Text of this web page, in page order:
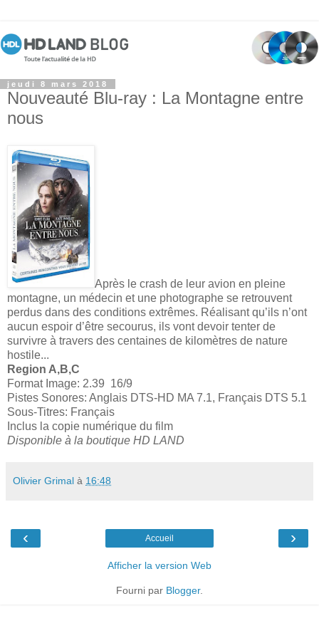
jeudi 8 mars 2018
Nouveauté Blu-ray : La Montagne entre
nous
Après le crash de leur avion en pleine
montagne, un médecin et une photographe se retrouvent
perdus dans des conditions extrêmes. Réalisant qu’ils n’ont
aucun espoir d’être secourus, ils vont devoir tenter de
survivre à travers des centaines de kilomètres de nature
hostile...
Region A,B,C
Format Image: 2.39 16/9
Pistes Sonores: Anglais DTS-HD MA 7.1, Français DTS 5.1
Sous-Titres: Français
Inclus la copie numérique du film
Disponible à la boutique HD LAND
Olivier Grimal à 16:48
‹ ›
Accueil
Afficher la version Web
Fourni par Blogger.